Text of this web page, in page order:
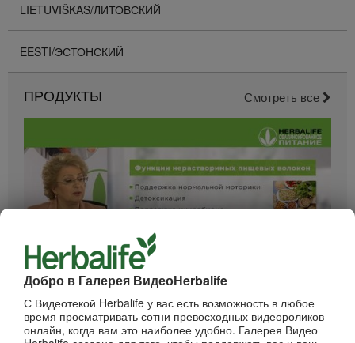
Добро в Галерея ВидеоHerbalife
С Видеотекой Herbalife у вас есть возможность в любое
время просматривать сотни превосходных видеороликов
онлайн, когда вам это наиболее удобно. Галерея Видео
LIETUVIŠKAS/ЛИТОВСКИЙ
EESTI/ЭСТОНСКИЙ
ПРОДУКТЫ Смотреть все
Вебинар - Пищеварение
Вебинары от компании